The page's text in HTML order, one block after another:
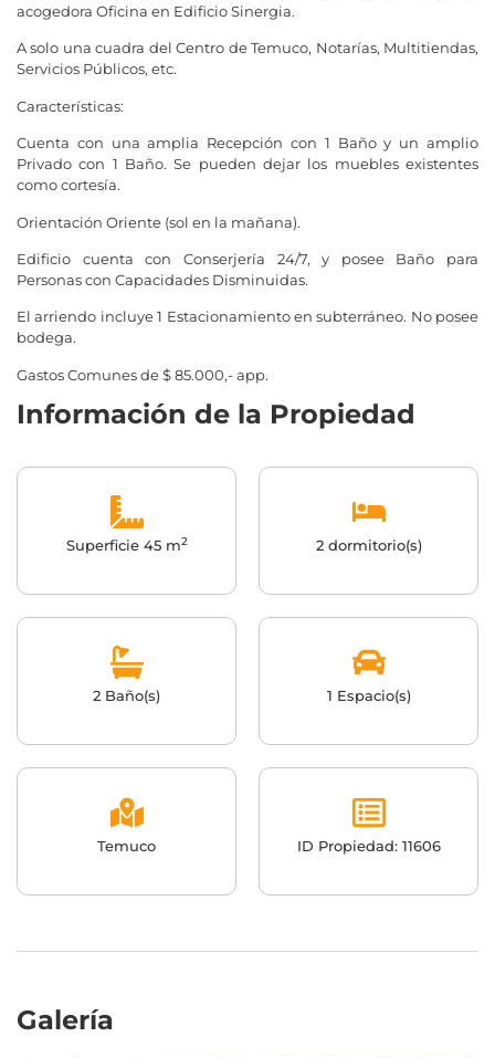
acogedora Oficina en Edificio Sinergia.
A solo una cuadra del Centro de Temuco, Notarías, Multitiendas,
Servicios Públicos, etc.
Características:
Cuenta con una amplia Recepción con 1 Baño y un amplio
Privado con 1 Baño. Se pueden dejar los muebles existentes
como cortesía.
Orientación Oriente (sol en la mañana).
Edificio cuenta con Conserjería 24/7, y posee Baño para
Personas con Capacidades Disminuidas.
El arriendo incluye 1 Estacionamiento en subterráneo. No posee
bodega.
Gastos Comunes de $ 85.000,- app.
Información de la Propiedad
Superficie 45 m2 2 dormitorio(s)
2 Baño(s) 1 Espacio(s)
Temuco ID Propiedad: 11606
Galería